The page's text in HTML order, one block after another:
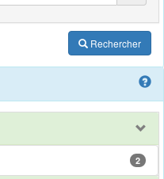
Rechercher
2